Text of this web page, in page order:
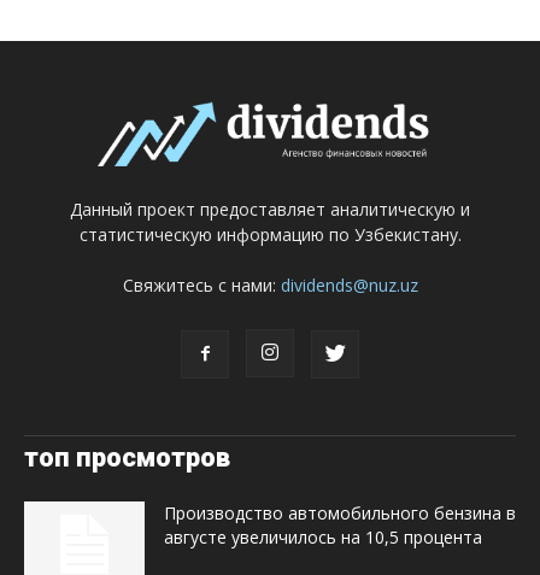
Данный проект предоставляет аналитическую и
статистическую информацию по Узбекистану.
Свяжитесь с нами: dividends@nuz.uz
топ просмотров
Производство автомобильного бензина в
августе увеличилось на 10,5 процента